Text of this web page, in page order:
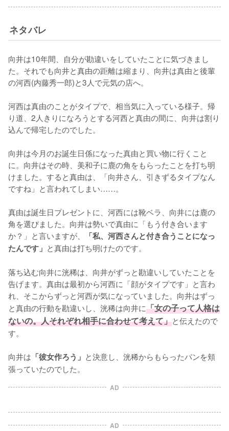
ネタバレ
向井は10年間、自分が勘違いをしていたことに気づきまし
た。それでも向井と真由の距離は縮まり、向井は真由と後輩
の河西(内藤秀一郎)と3人で元気の店へ。
河西は真由のことがタイプで、相当気に入っている様子。帰
り道、2人きりになろうとする河西と真由の間に、向井は割り
込んで帰宅したのでした。
向井は今月のお誕生日係になった真由と買い物に行くこと
に。向井はその時、美和子に鹿の角をもらったことを打ち明
けました。すると真由は、「向井さん、引きずるタイプなん
ですね」と言われてしまい……。
真由は誕生日プレゼントに、河西には靴ベラ、向井には鹿の
角を選びました。向井は勢いで真由に「もう付き合います
か？」と言いますが、
「私、河西さんと付き合うことになっ
たんです」 と真由は打ち明けたのです。
落ち込む向井に洸稀は、向井がずっと勘違いしていたことを
告げます。真由は最初から河西に「顔がタイプです」と言わ
れ、そこからずっと河西が気になっていました。向井はずっ
と真由の行動を勘違いし、洸稀は向井に「女の子って人格は
ないの。人それぞれ相手に合わせて考えて」と伝えたので
す。
向井は 「彼女作ろう」 と決意し、洸稀からもらったパンを頬
張っていたのでした。
AD
AD